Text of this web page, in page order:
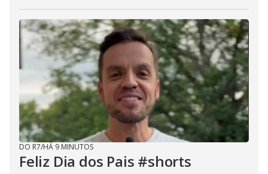
DO R7/HÁ 9 MINUTOS
Feliz Dia dos Pais #shorts